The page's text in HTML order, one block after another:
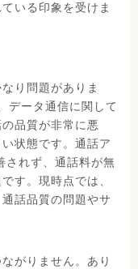
いる印象を受けま
り問題がありま
データ通信に関して
品質が非常に悪
状態です。通話ア
れず、通話料が無
す。現時点では、
話品質の問題やサ
がりません。あり